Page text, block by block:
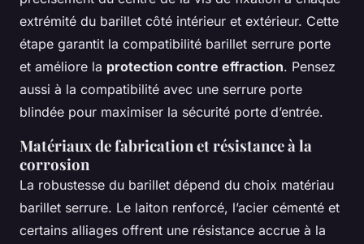
extrémité du barillet côté intérieur et extérieur. Cette
étape garantit la compatibilité barillet serrure porte
et améliore la protection contre effraction. Pensez
aussi à la compatibilité avec une serrure porte
blindée pour maximiser la sécurité porte d’entrée.
Matériaux de fabrication et résistance à la
corrosion
La robustesse du barillet dépend du choix matériau
barillet serrure. Le laiton renforcé, l’acier cémenté et
certains alliages offrent une résistance accrue à la